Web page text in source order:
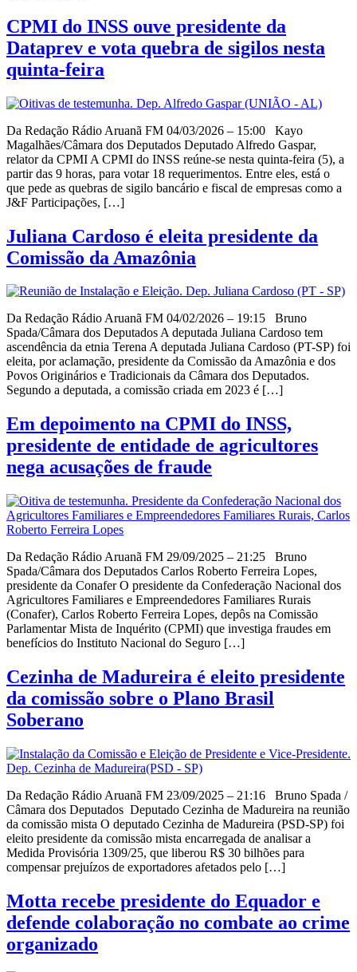
CPMI do INSS ouve presidente da
Dataprev e vota quebra de sigilos nesta
quinta-feira
Da Redação Rádio Aruanã FM 04/03/2026 – 15:00 Kayo
Magalhães/Câmara dos Deputados Deputado Alfredo Gaspar,
relator da CPMI A CPMI do INSS reúne-se nesta quinta-feira (5), a
partir das 9 horas, para votar 18 requerimentos. Entre eles, está o
que pede as quebras de sigilo bancário e fiscal de empresas como a
J&F Participações, […]
Juliana Cardoso é eleita presidente da
Comissão da Amazônia
Da Redação Rádio Aruanã FM 04/02/2026 – 19:15 Bruno
Spada/Câmara dos Deputados A deputada Juliana Cardoso tem
ascendência da etnia Terena A deputada Juliana Cardoso (PT-SP) foi
eleita, por aclamação, presidente da Comissão da Amazônia e dos
Povos Originários e Tradicionais da Câmara dos Deputados.
Segundo a deputada, a comissão criada em 2023 é […]
Em depoimento na CPMI do INSS,
presidente de entidade de agricultores
nega acusações de fraude
Da Redação Rádio Aruanã FM 29/09/2025 – 21:25 Bruno
Spada/Câmara dos Deputados Carlos Roberto Ferreira Lopes,
presidente da Conafer O presidente da Confederação Nacional dos
Agricultores Familiares e Empreendedores Familiares Rurais
(Conafer), Carlos Roberto Ferreira Lopes, depôs na Comissão
Parlamentar Mista de Inquérito (CPMI) que investiga fraudes em
benefícios do Instituto Nacional do Seguro […]
Cezinha de Madureira é eleito presidente
da comissão sobre o Plano Brasil
Soberano
Da Redação Rádio Aruanã FM 23/09/2025 – 21:16 Bruno Spada /
Câmara dos Deputados Deputado Cezinha de Madureira na reunião
da comissão mista O deputado Cezinha de Madureira (PSD-SP) foi
eleito presidente da comissão mista encarregada de analisar a
Medida Provisória 1309/25, que liberou R$ 30 bilhões para
compensar prejuízos de exportadores afetados pelo […]
Motta recebe presidente do Equador e
defende colaboração no combate ao crime
organizado